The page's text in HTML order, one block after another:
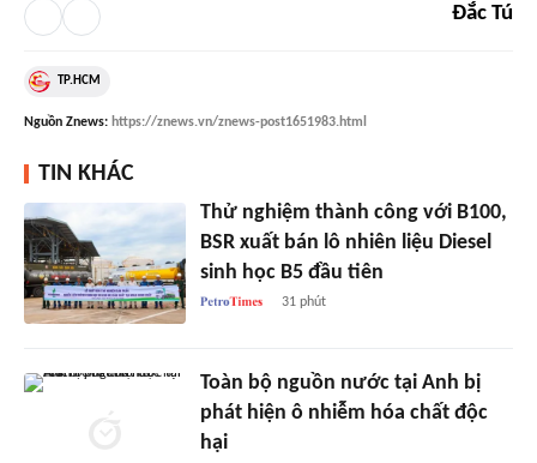
Đắc Tú
TP.HCM
Nguồn Znews: https://znews.vn/znews-post1651983.html
TIN KHÁC
Thử nghiệm thành công với B100,
BSR xuất bán lô nhiên liệu Diesel
sinh học B5 đầu tiên
31 phút
Toàn bộ nguồn nước tại Anh bị
phát hiện ô nhiễm hóa chất độc
hại